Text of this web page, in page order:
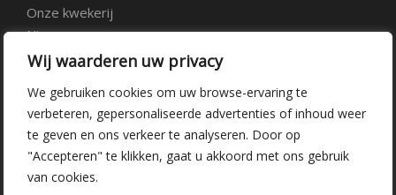
Wij waarderen uw privacy
We gebruiken cookies om uw browse-ervaring te
verbeteren, gepersonaliseerde advertenties of inhoud weer
te geven en ons verkeer te analyseren. Door op
"Accepteren" te klikken, gaat u akkoord met ons gebruik
van cookies.
Onze kwekerij
Nieuws
Over ons
Vacatures
Contact
Kwekerij Delfgauw